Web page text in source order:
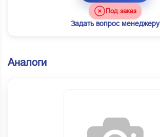
Под заказ
Задать вопрос менеджеру
Аналоги